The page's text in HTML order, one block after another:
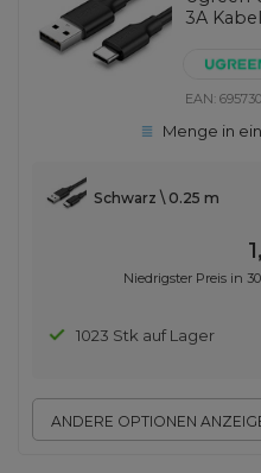
3A
EAN:
Menge in
ANDERE OPTIONEN
Schwarz \ 0.25 m
Niedrigster Preis in
1023 Stk auf Lager